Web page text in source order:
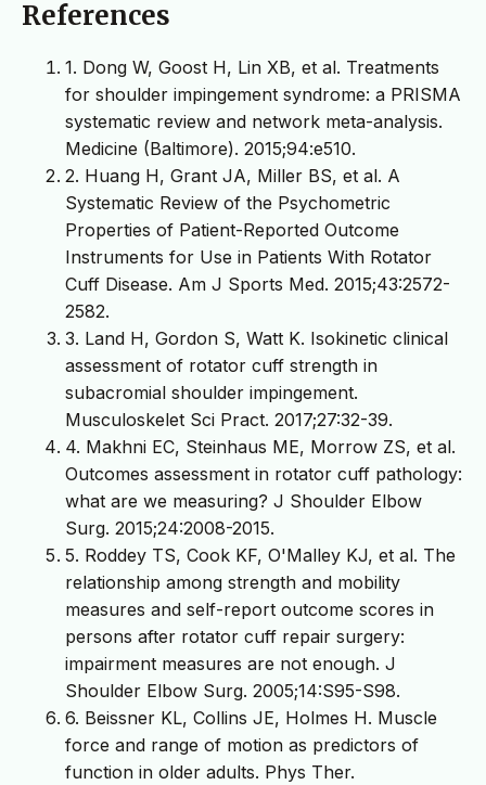
References
1. Dong W, Goost H, Lin XB, et al. Treatments
for shoulder impingement syndrome: a PRISMA
systematic review and network meta-analysis.
Medicine (Baltimore). 2015;94:e510.
2. Huang H, Grant JA, Miller BS, et al. A
Systematic Review of the Psychometric
Properties of Patient-Reported Outcome
Instruments for Use in Patients With Rotator
Cuff Disease. Am J Sports Med. 2015;43:2572-
2582.
3. Land H, Gordon S, Watt K. Isokinetic clinical
assessment of rotator cuff strength in
subacromial shoulder impingement.
Musculoskelet Sci Pract. 2017;27:32-39.
4. Makhni EC, Steinhaus ME, Morrow ZS, et al.
Outcomes assessment in rotator cuff pathology:
what are we measuring? J Shoulder Elbow
Surg. 2015;24:2008-2015.
5. Roddey TS, Cook KF, O'Malley KJ, et al. The
relationship among strength and mobility
measures and self-report outcome scores in
persons after rotator cuff repair surgery:
impairment measures are not enough. J
Shoulder Elbow Surg. 2005;14:S95-S98.
6. Beissner KL, Collins JE, Holmes H. Muscle
force and range of motion as predictors of
function in older adults. Phys Ther.